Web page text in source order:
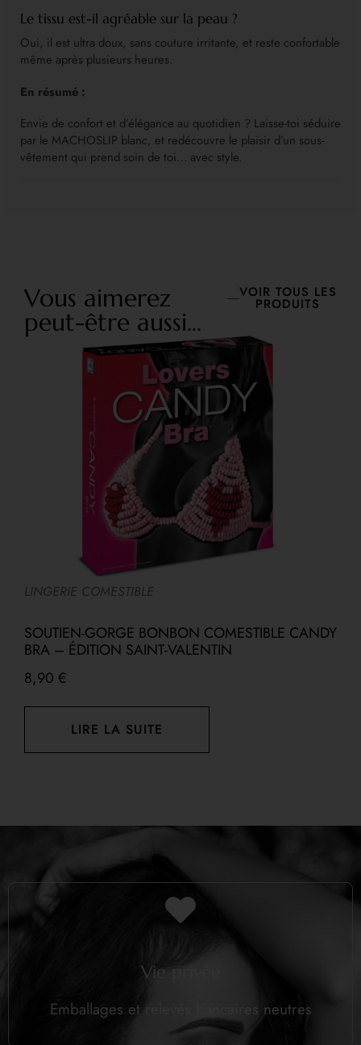
Le tissu est-il agréable sur la peau ?
Oui, il est ultra doux, sans couture irritante, et reste confortable
même après plusieurs heures.
En résumé :
Envie de confort et d’élégance au quotidien ? Laisse-toi séduire
par le MACHOSLIP blanc, et redécouvre le plaisir d’un sous-
vêtement qui prend soin de toi… avec style.
Vous aimerez
peut-être aussi...
VOIR TOUS LES
PRODUITS
LINGERIE COMESTIBLE
SOUTIEN-GORGE BONBON COMESTIBLE CANDY
BRA – ÉDITION SAINT-VALENTIN
8,90 €
LIRE LA SUITE
Vie privée
Emballages et relevés bancaires neutres